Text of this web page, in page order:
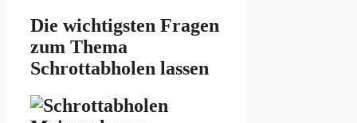
Die wichtigsten Fragen
zum Thema
Schrottabholen lassen